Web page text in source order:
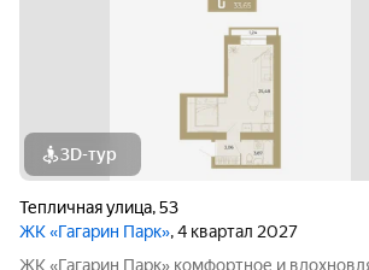
3D-тур
Тепличная улица,53
ЖК «Гагарин Парк», 4 квартал 2027
ЖК «Гагарин Парк» комфортное и вдохновляющее место для